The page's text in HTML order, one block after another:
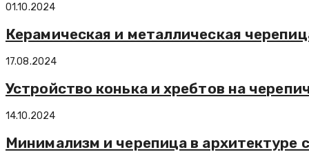
01.10.2024
Керамическая и металлическая
17.08.2024
Устройство конька и хребтов на
14.10.2024
Минимализм и черепица в архитектуре